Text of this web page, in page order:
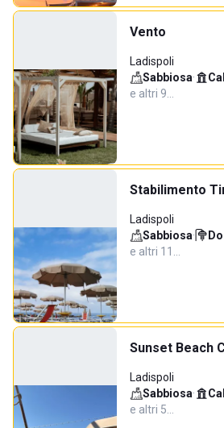
Vento
Ladispoli
Sabbiosa·
e altri 9…
Stabilimento
Ladispoli
Sabbiosa·
e altri 11…
Sunset Beach
Ladispoli
Sabbiosa·
e altri 5…